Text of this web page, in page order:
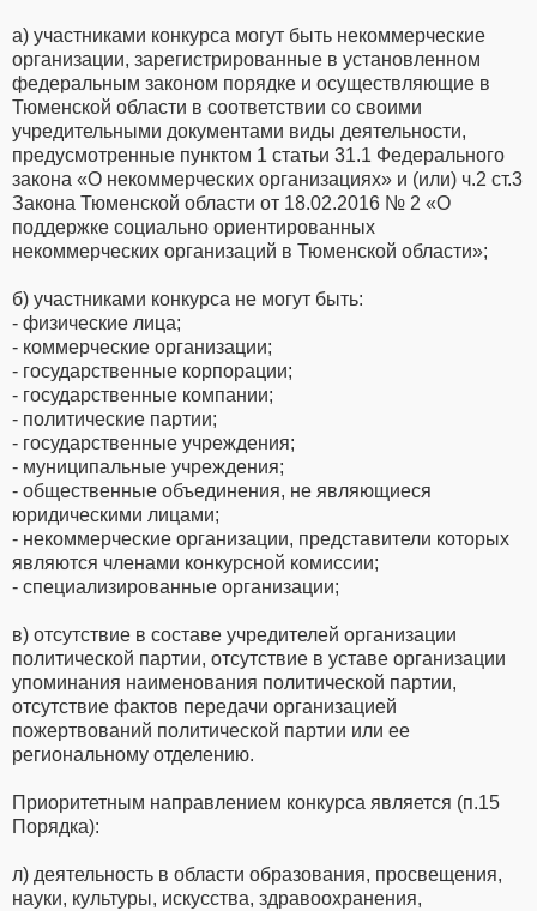
а) участниками конкурса могут быть некоммерческие
организации, зарегистрированные в установленном
федеральным законом порядке и осуществляющие в
Тюменской области в соответствии со своими
учредительными документами виды деятельности,
предусмотренные пунктом 1 статьи 31.1 Федерального
закона «О некоммерческих организациях» и (или) ч.2 ст.3
Закона Тюменской области от 18.02.2016 № 2 «О
поддержке социально ориентированных
некоммерческих организаций в Тюменской области»;
б) участниками конкурса не могут быть:
- физические лица;
- коммерческие организации;
- государственные корпорации;
- государственные компании;
- политические партии;
- государственные учреждения;
- муниципальные учреждения;
- общественные объединения, не являющиеся
юридическими лицами;
- некоммерческие организации, представители которых
являются членами конкурсной комиссии;
- специализированные организации;
в) отсутствие в составе учредителей организации
политической партии, отсутствие в уставе организации
упоминания наименования политической партии,
отсутствие фактов передачи организацией
пожертвований политической партии или ее
региональному отделению.
Приоритетным направлением конкурса является (п.15
Порядка):
л) деятельность в области образования, просвещения,
науки, культуры, искусства, здравоохранения,